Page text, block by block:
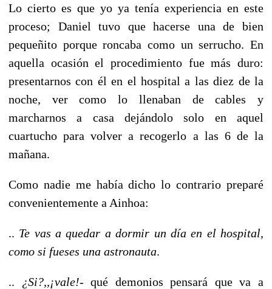
Lo cierto es que yo ya tenía experiencia en este
proceso; Daniel tuvo que hacerse una de bien
pequeñito porque roncaba como un serrucho. En
aquella ocasión el procedimiento fue más duro:
presentarnos con él en el hospital a las diez de la
noche, ver como lo llenaban de cables y
marcharnos a casa dejándolo solo en aquel
cuartucho para volver a recogerlo a las 6 de la
mañana.
Como nadie me había dicho lo contrario preparé
convenientemente a Ainhoa:
.. Te vas a quedar a dormir un día en el hospital,
como si fueses una astronauta.
.. ¿Si?,,¡vale!- qué demonios pensará que va a